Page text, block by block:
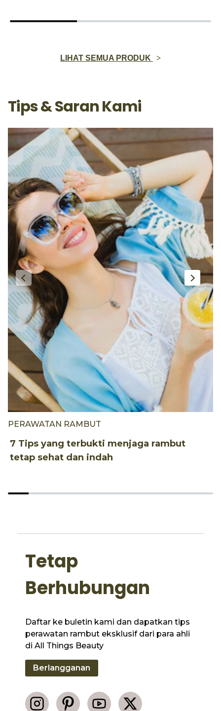
LIHAT SEMUA PRODUK
Tips & Saran Kami
PERAWATAN RAMBUT
7 Tips yang terbukti menjaga rambut
tetap sehat dan indah
Tetap
Berhubungan
Daftar ke buletin kami dan dapatkan tips
perawatan rambut eksklusif dari para ahli
di All Things Beauty
Berlangganan